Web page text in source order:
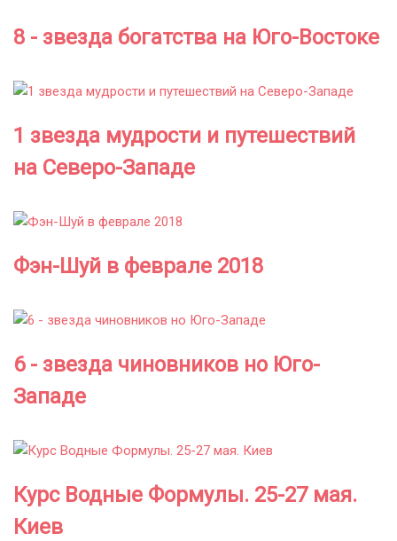
8 - звезда богатства на Юго-Востоке
1 звезда мудрости и путешествий
на Северо-Западе
Фэн-Шуй в феврале 2018
6 - звезда чиновников но Юго-
Западе
Курс Водные Формулы. 25-27 мая.
Киев